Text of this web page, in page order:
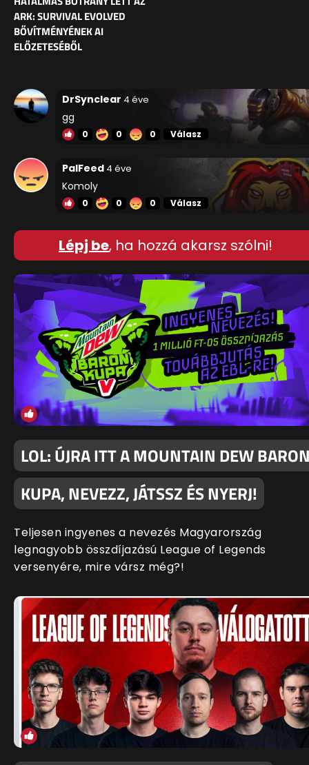
ARK: SURVIVAL EVOLVED
BŐVÍTMÉNYÉNEK AI
ELŐZETESÉBŐL
DrSynclear 4 éve
gg
0 0 0 Válasz
PalFeed 4 éve
Komoly
0 0 0 Válasz
Lépj be, ha hozzá akarsz szólni!
LOL: ÚJRA ITT A MOUNTAIN DEW
KUPA, NEVEZZ, JÁTSSZ ÉS NYERJ!
Teljesen ingyenes a nevezés Magyarország
legnagyobb összdíjazású League of Legends
versenyére, mire vársz még?!